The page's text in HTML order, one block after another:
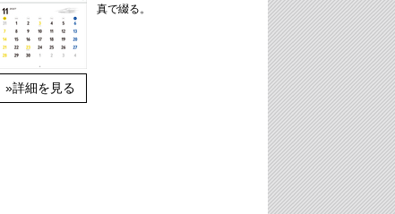
»詳細を見る
真で綴る。